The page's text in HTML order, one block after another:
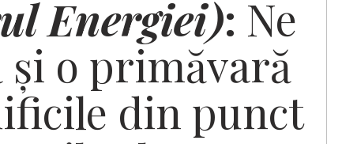
Energiei): Ne
şi o primăvară
din punct